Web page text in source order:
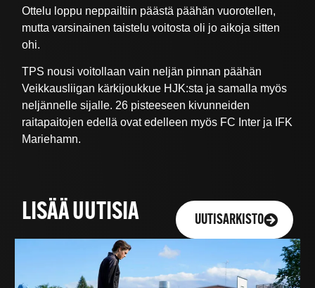
Ottelu loppu neppailtiin päästä päähän vuorotellen,
mutta varsinainen taistelu voitosta oli jo aikoja sitten
ohi.
TPS nousi voitollaan vain neljän pinnan päähän
Veikkausliigan kärkijoukkue HJK:sta ja samalla myös
neljännelle sijalle. 26 pisteeseen kivunneiden
raitapaitojen edellä ovat edelleen myös FC Inter ja IFK
Mariehamn.
LISÄÄ UUTISIA UUTISARKISTO